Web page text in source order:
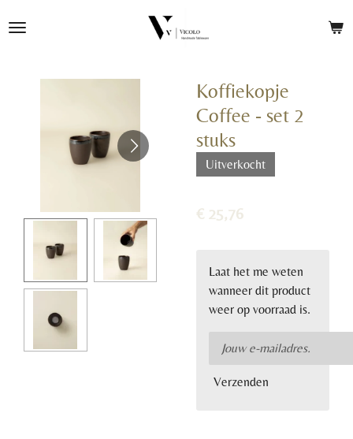
direct
Koffiekopje
Coffee - set 2
stuks
Uitverkocht
€ 25,76
Laat het me weten
wanneer dit product
weer op voorraad is.
Verzenden